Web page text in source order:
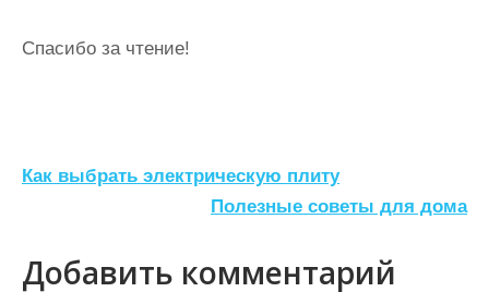
Спасибо за чтение!
Н
в
Как выбрать электрическую плиту
Полезные советы для дома
Добавить комментарий